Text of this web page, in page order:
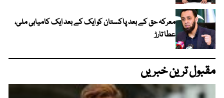
معرکہ حق کے بعد پاکستان کو ایک کے بعد ایک کامیابی ملی،
عطا تارڑ
مقبول ترین خبریں